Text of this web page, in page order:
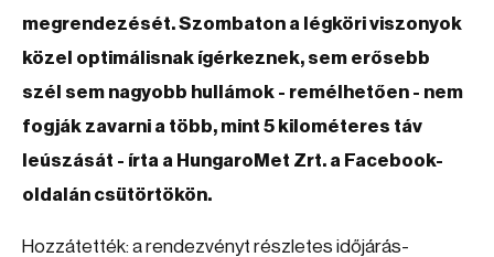
megrendezését. Szombaton a légköri viszonyok
közel optimálisnak ígérkeznek, sem erősebb
szél sem nagyobb hullámok - remélhetően - nem
fogják zavarni a több, mint 5 kilométeres táv
leúszását - írta a HungaroMet Zrt. a Facebook-
oldalán csütörtökön.
Hozzátették: a rendezvényt részletes időjárás-